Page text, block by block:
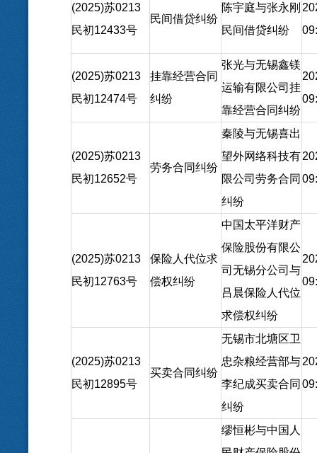
(2025)苏0213
民初12433号
民间借贷纠纷
陈宇庭与张永刚
民间借贷纠纷
(2025)苏0213
民初12474号
挂靠经营合同
纠纷
张光与无锡鑫镁
运输有限公司挂
靠经营合同纠纷
(2025)苏0213
民初12652号
劳务合同纠纷
秦陵与无锡喜出
望外网络科技有
限公司劳务合同
纠纷
(2025)苏0213
民初12763号
保险人代位求
偿权纠纷
中国太平洋财产
保险股份有限公
司无锡分公司与
吕晨保险人代位
求偿权纠纷
(2025)苏0213
民初12895号
买卖合同纠纷
无锡市北塘区卫
忠杂粮经营部与
李纪成买卖合同
纠纷
缪恒彬与中国人